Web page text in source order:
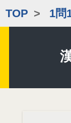
TOP > 1問